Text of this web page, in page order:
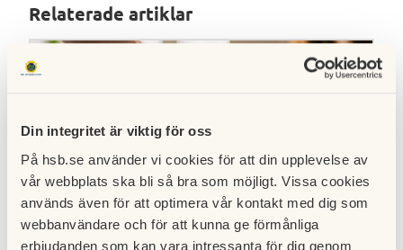
Din integritet är viktig för oss
På hsb.se använder vi cookies för att din upplevelse av
vår webbplats ska bli så bra som möjligt. Vissa cookies
används även för att optimera vår kontakt med dig som
webbanvändare och för att kunna ge förmånliga
erbjudanden som kan vara intressanta för dig genom
Relaterade artiklar